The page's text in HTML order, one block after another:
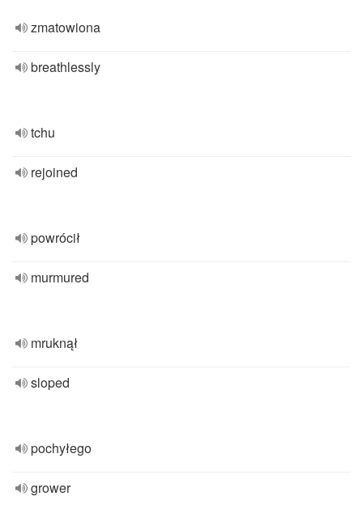
zmatowiona
breathlessly
tchu
rejoined
powrócił
murmured
mruknął
sloped
pochyłego
grower